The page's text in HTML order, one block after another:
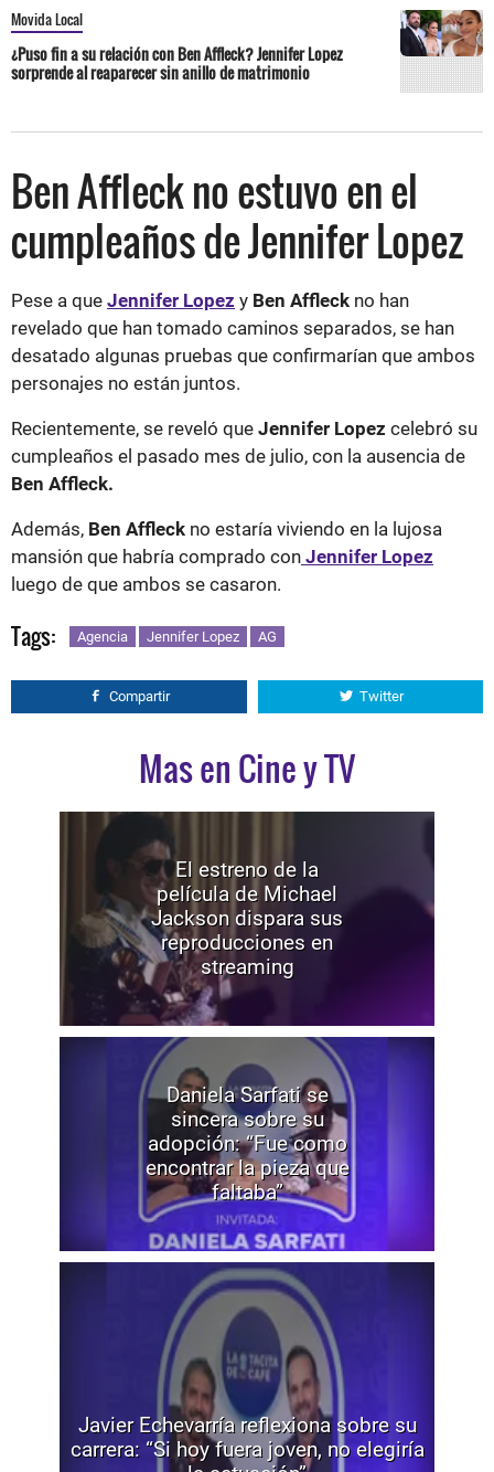
Movida Local
¿Puso fin a su relación con Ben Affleck? Jennifer Lopez
sorprende al reaparecer sin anillo de matrimonio
Ben Affleck no estuvo en el
cumpleaños de Jennifer Lopez
Pese a que Jennifer Lopez y Ben Affleck no han
revelado que han tomado caminos separados, se han
desatado algunas pruebas que confirmarían que ambos
personajes no están juntos.
Recientemente, se reveló que Jennifer Lopez celebró su
cumpleaños el pasado mes de julio, con la ausencia de
Ben Affleck.
Además, Ben Affleck no estaría viviendo en la lujosa
mansión que habría comprado con Jennifer Lopez
luego de que ambos se casaron.
Tags: Agencia Jennifer Lopez AG
Compartir Twitter
Mas en Cine y TV
El estreno de la
película de Michael
Jackson dispara sus
reproducciones en
streaming
Daniela Sarfati se
sincera sobre su
adopción: “Fue como
encontrar la pieza que
faltaba”
Javier Echevarría reflexiona sobre su
carrera: “Si hoy fuera joven, no elegiría